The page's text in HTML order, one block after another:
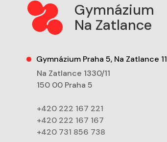
Gymnázium
Na Zatlance
Gymnázium Praha 5, Na Zatlance 11
Na Zatlance 1330/11
150 00 Praha 5
+420 222 167 221
+420 222 167 167
+420 731 856 738